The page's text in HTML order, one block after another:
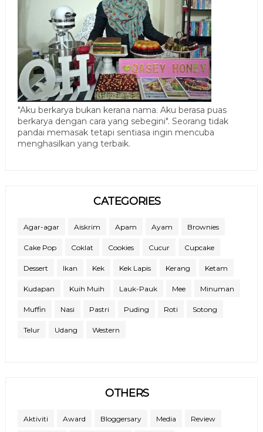
"Aku berkarya bukan kerana nama. Aku berasa puas
berkarya dengan cara yang sebegini". Seorang tidak
pandai memasak tetapi sentiasa ingin mencuba
menghasilkan yang terbaik.
CATEGORIES
Agar-agar Aiskrim Apam Ayam Brownies
Cake Pop Coklat Cookies Cucur Cupcake
Dessert Ikan Kek Kek Lapis Kerang Ketam
Kudapan Kuih Muih Lauk-Pauk Mee Minuman
Muffin Nasi Pastri Puding Roti Sotong
Telur Udang Western
OTHERS
Aktiviti Award Bloggersary Media Review